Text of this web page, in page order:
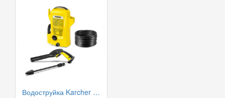
Водоструйка Karcher K2 OPP